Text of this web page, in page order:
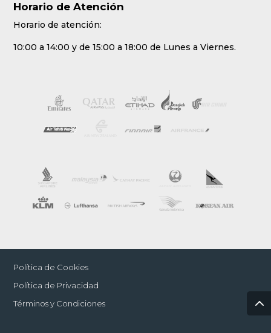
Horario de Atención
Horario de atención:
10:00 a 14:00 y de 15:00 a 18:00 de Lunes a Viernes.
Política de Cookies
Política de Privacidad
Términos y Condiciones